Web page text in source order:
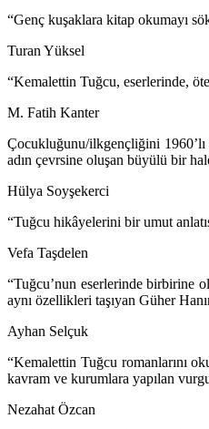
“Genç kuşaklara kitap okumayı
Turan Yüksel
“Kemalettin Tuğcu, eserlerinde,
M. Fatih Kanter
Çocukluğunu/ilkgençliğini 1960’lı
adın çevrsine oluşan büyülü bir
Hülya Soyşekerci
“Tuğcu hikâyelerini bir umut
Vefa Taşdelen
“Tuğcu’nun eserlerinde birbirine
aynı özellikleri taşıyan Güher
Ayhan Selçuk
“Kemalettin Tuğcu romanlarını
kavram ve kurumlara yapılan
Nezahat Özcan